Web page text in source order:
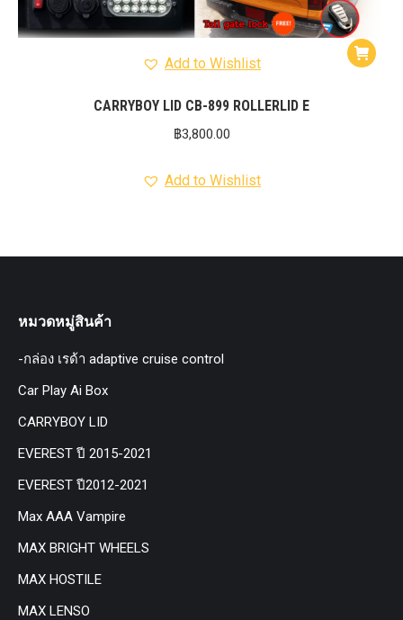
Add to Wishlist
CARRYBOY LID CB-899 ROLLERLID E
฿3,800.00
Add to Wishlist
หมวดหมู่สินค้า
-กล่อง เรด้า adaptive cruise control
Car Play Ai Box
CARRYBOY LID
EVEREST ปี 2015-2021
EVEREST ปี2012-2021
Max AAA Vampire
MAX BRIGHT WHEELS
MAX HOSTILE
MAX LENSO